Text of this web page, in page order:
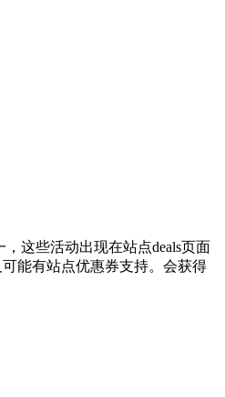
这些活动出现在站点deals页面
能有站点优惠券支持。会获得